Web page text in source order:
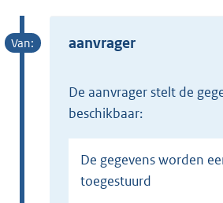
aanvrager
de aanvrager stelt de gegevens
beschikbaar:
De gegevens worden eenmalig
toegestuurd